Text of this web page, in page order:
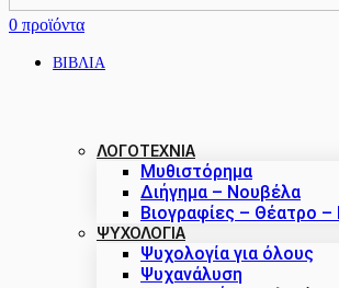
0 προϊόντα
ΒΙΒΛΙΑ
ΛΟΓΟΤΕΧΝΙΑ
Μυθιστόρημα
Διήγημα – Νουβέλα
Βιογραφίες – Θέατρο –
ΨΥΧΟΛΟΓΙΑ
Ψυχολογία για όλους
Ψυχανάλυση